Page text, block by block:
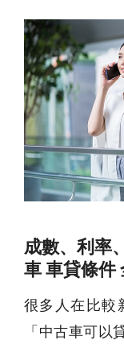
成數、利率
車 車貸條件
很多人在比較
「中古車可以